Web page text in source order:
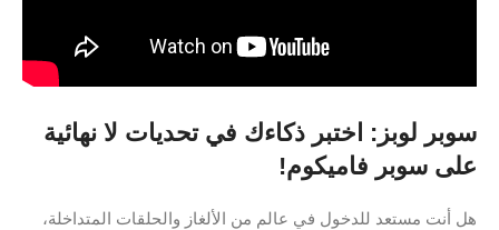
سوبر لوبز: اختبر ذكاءك في تحديات لا نهائية
على سوبر فاميكوم!
هل أنت مستعد للدخول في عالم من الألغاز والحلقات المتداخلة،